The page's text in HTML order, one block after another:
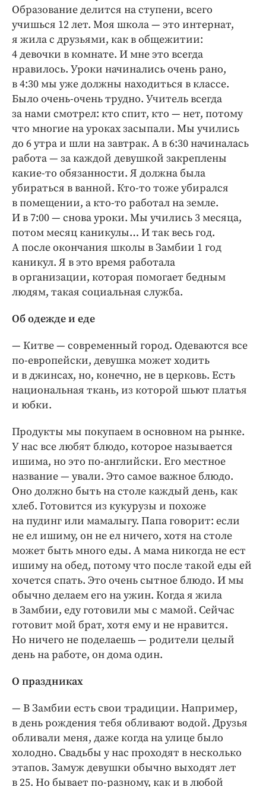
Образование делится на ступени, всего
учишься 12 лет. Моя школа — это интернат,
я жила с друзьями, как в общежитии:
4 девочки в комнате. И мне это всегда
нравилось. Уроки начинались очень рано,
в 4:30 мы уже должны находиться в классе.
Было очень-очень трудно. Учитель всегда
за нами смотрел: кто спит, кто — нет, потому
что многие на уроках засыпали. Мы учились
до 6 утра и шли на завтрак. А в 6:30 начиналась
работа — за каждой девушкой закреплены
какие-то обязанности. Я должна была
убираться в ванной. Кто-то тоже убирался
в помещении, а кто-то работал на земле.
И в 7:00 — снова уроки. Мы учились 3 месяца,
потом месяц каникулы… И так весь год.
А после окончания школы в Замбии 1 год
каникул. Я в это время работала
в организации, которая помогает бедным
людям, такая социальная служба.
Об одежде и еде
— Китве — современный город. Одеваются все
по-европейски, девушка может ходить
и в джинсах, но, конечно, не в церковь. Есть
национальная ткань, из которой шьют платья
и юбки.
Продукты мы покупаем в основном на рынке.
У нас все любят блюдо, которое называется
ишима, но это по-английски. Его местное
название — ували. Это самое важное блюдо.
Оно должно быть на столе каждый день, как
хлеб. Готовится из кукурузы и похоже
на пудинг или мамалыгу. Папа говорит: если
не ел ишиму, он не ел ничего, хотя на столе
может быть много еды. А мама никогда не ест
ишиму на обед, потому что после такой еды ей
хочется спать. Это очень сытное блюдо. И мы
обычно делаем его на ужин. Когда я жила
в Замбии, еду готовили мы с мамой. Сейчас
готовит мой брат, хотя ему и не нравится.
Но ничего не поделаешь — родители целый
день на работе, он дома один.
О праздниках
— В Замбии есть свои традиции. Например,
в день рождения тебя обливают водой. Друзья
обливали меня, даже когда на улице было
холодно. Свадьбы у нас проходят в несколько
этапов. Замуж девушки обычно выходят лет
в 25. Но бывает по-разному, как и в любой